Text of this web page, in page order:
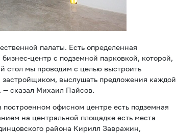
палаты. Есть определенная
центр с подземной парковкой, которой,
стол мы проводим с целью выстроить
выслушать предложения каждой
— сказал Михаил Пайсов.
офисном центре есть подземная
на центральной площадке есть места
района Кирилл Завражин,